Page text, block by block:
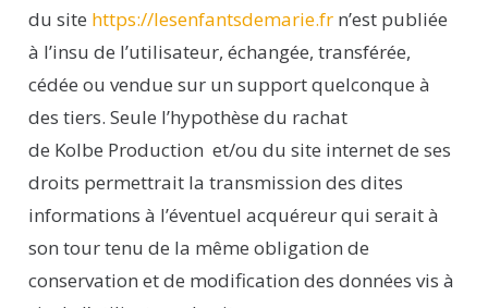
du site https://lesenfantsdemarie.fr n’est publiée
à l’insu de l’utilisateur, échangée, transférée,
cédée ou vendue sur un support quelconque à
des tiers. Seule l’hypothèse du rachat
de Kolbe Production et/ou du site internet de ses
droits permettrait la transmission des dites
informations à l’éventuel acquéreur qui serait à
son tour tenu de la même obligation de
conservation et de modification des données vis à